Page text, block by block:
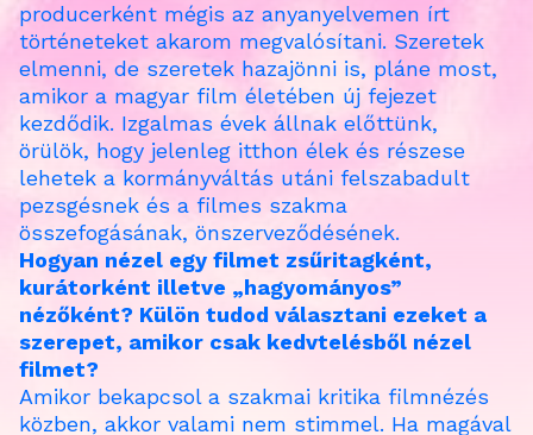
producerként mégis az anyanyelvemen írt
történeteket akarom megvalósítani. Szeretek
elmenni, de szeretek hazajönni is, pláne most,
amikor a magyar film életében új fejezet
kezdődik. Izgalmas évek állnak előttünk,
örülök, hogy jelenleg itthon élek és részese
lehetek a kormányváltás utáni felszabadult
pezsgésnek és a filmes szakma
összefogásának, önszerveződésének.
Hogyan nézel egy filmet zsűritagként,
kurátorként illetve „hagyományos”
nézőként? Külön tudod választani ezeket a
szerepet, amikor csak kedvtelésből nézel
filmet?
Amikor bekapcsol a szakmai kritika filmnézés
közben, akkor valami nem stimmel. Ha magával